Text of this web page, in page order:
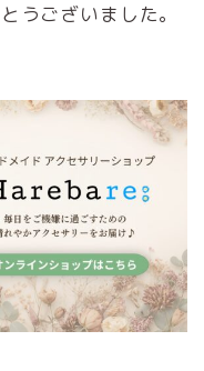
うございました。